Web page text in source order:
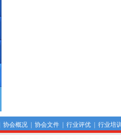
协会概况| 协会文件| 行业评优| 行业培